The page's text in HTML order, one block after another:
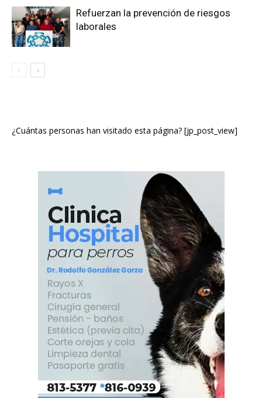
Refuerzan la prevención de riesgos
laborales
¿Cuántas personas han visitado esta página? [jp_post_view]